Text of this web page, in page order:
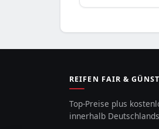
REIFEN FAIR &
Top-Preise plus
innerhalb